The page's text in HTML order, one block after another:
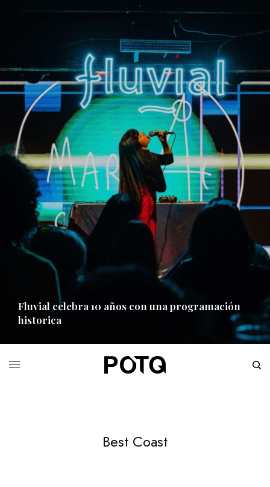
Fluvial celebra 10 años con una programación
historica
Best Coast